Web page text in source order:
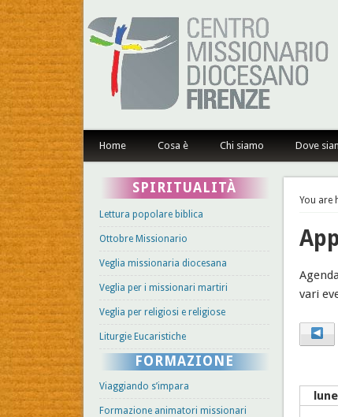
Centro Missionario
Home Cosa è Chi siamo Dove
You are
Agenda
vari
SPIRITUALITÀ
Lettura popolare biblica
Ottobre Missionario
Veglia missionaria diocesana
Veglia per i missionari martiri
Veglia per religiosi e religiose
Liturgie Eucaristiche
FORMAZIONE
Viaggiando s’impara
Formazione animatori missionari